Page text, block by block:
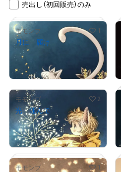
売出し（初回販売）のみ
# 1/2
モモンプ 1
月に 届け
¥ 5,000
売出し（初回販売）
モモンプ 2
光 運んで
¥3,000
売出し（初回販売）
モモンプ 1